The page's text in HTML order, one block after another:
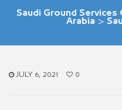
Saudi Ground Services
Arabia >
JULY 6, 2021 0